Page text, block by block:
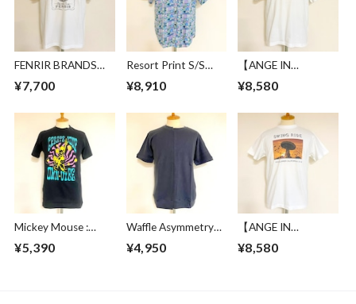
FENRIR BRANDS
White
¥7,700
Resort Print S/S
¥8,910
【ANGE IN
shirts #a culture of
¥8,580
Mickey Mouse :
¥5,390
Waffle Asymmetry
Sweat Charcoal
¥4,950
【ANGE IN
shirts #SWING
¥8,580